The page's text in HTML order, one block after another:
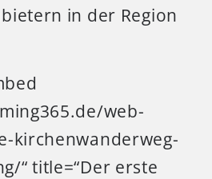
in der Region
web-
kirchenwanderweg-
“ title=“Der erste